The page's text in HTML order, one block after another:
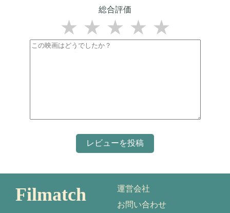
総合評価
★
★
★
★
★
Filmatch
運営会社
お問い合わせ